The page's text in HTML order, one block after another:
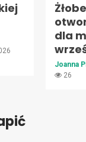
dla
Joanna
26